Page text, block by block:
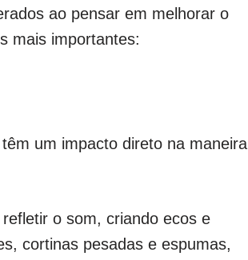
ao pensar em melhorar o
mais importantes:
um impacto direto na maneira
o som, criando ecos e
cortinas pesadas e espumas,